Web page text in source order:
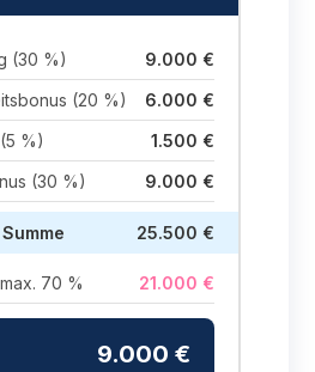
(30 %)
9.000 €
(20 %)
6.000 €
%)
1.500 €
(30 %)
9.000 €
25.500 €
70 % 21.000 €
9.000 €